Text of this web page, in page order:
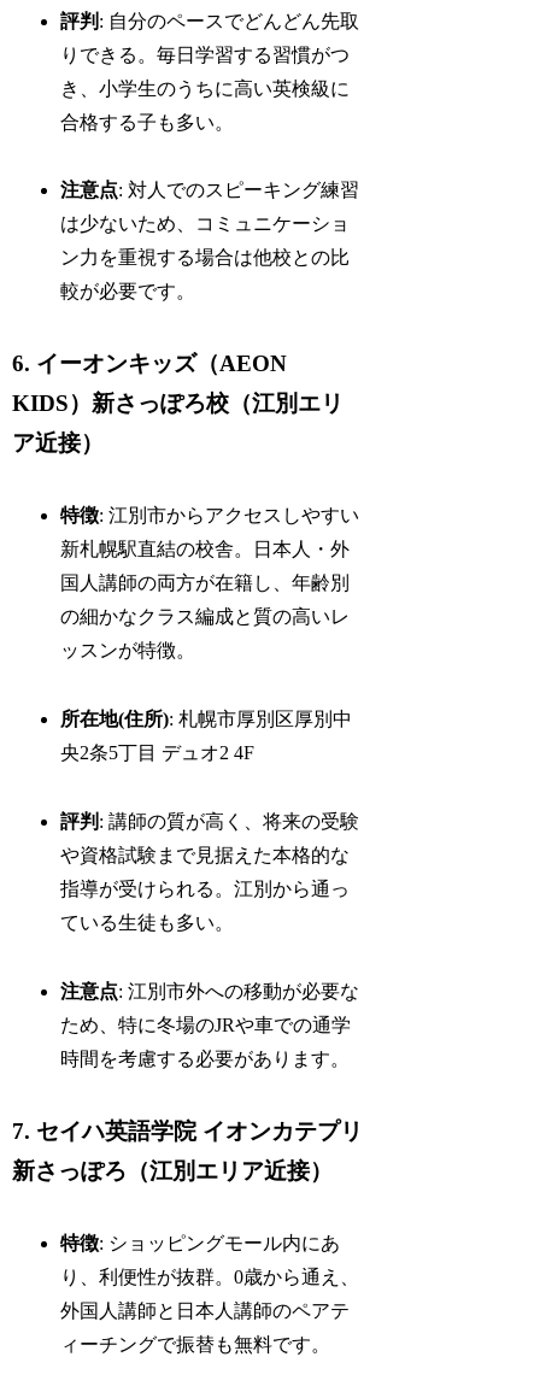
評判 : 自分のペースでどんどん先取
りできる。毎日学習する習慣がつ
き、小学生のうちに高い英検級に
合格する子も多い。
注意点: 対人でのスピーキング練習
は少ないため、コミュニケーショ
ン力を重視する場合は他校との比
較が必要です。
6. イーオンキッズ（AEON
KIDS）新さっぽろ校（江別エリ
ア近接）
特徴: 江別市からアクセスしやすい
新札幌駅直結の校舎。日本人・外
国人講師の両方が在籍し、年齢別
の細かなクラス編成と質の高いレ
ッスンが特徴。
所在地(住所): 札幌市厚別区厚別中
央2条5丁目 デュオ2 4F
評判 : 講師の質が高く、将来の受験
や資格試験まで見据えた本格的な
指導が受けられる。江別から通っ
ている生徒も多い。
注意点: 江別市外への移動が必要な
ため、特に冬場のJRや車での通学
時間を考慮する必要があります。
7. セイハ英語学院 イオンカテプリ
新さっぽろ（江別エリア近接）
特徴: ショッピングモール内にあ
り、利便性が抜群。0歳から通え、
外国人講師と日本人講師のペアテ
ィーチングで振替も無料です。